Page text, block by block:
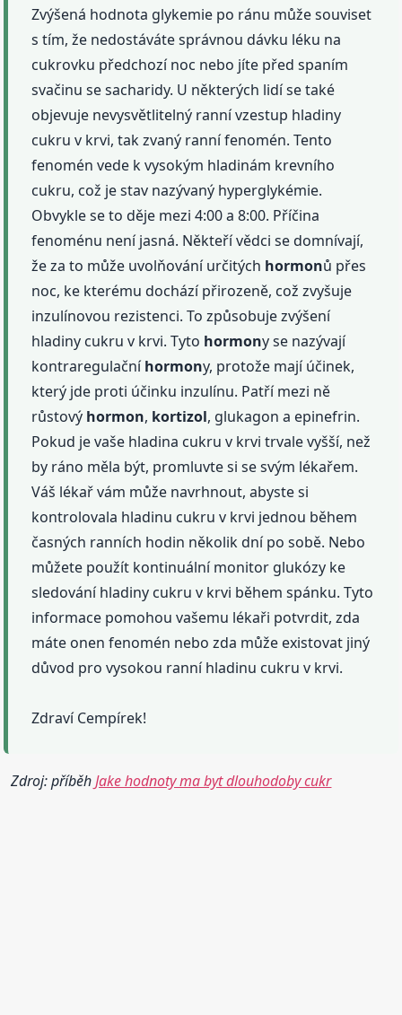
Zvýšená hodnota glykemie po ránu může souviset
s tím, že nedostáváte správnou dávku léku na
cukrovku předchozí noc nebo jíte před spaním
svačinu se sacharidy. U některých lidí se také
objevuje nevysvětlitelný ranní vzestup hladiny
cukru v krvi, tak zvaný ranní fenomén. Tento
fenomén vede k vysokým hladinám krevního
cukru, což je stav nazývaný hyperglykémie.
Obvykle se to děje mezi 4:00 a 8:00. Příčina
fenoménu není jasná. Někteří vědci se domnívají,
že za to může uvolňování určitých hormonů přes
noc, ke kterému dochází přirozeně, což zvyšuje
inzulínovou rezistenci. To způsobuje zvýšení
hladiny cukru v krvi. Tyto hormony se nazývají
kontraregulačníhormony, protože mají účinek,
který jde proti účinku inzulínu. Patří mezi ně
růstový hormon, kortizol, glukagon a epinefrin.
Pokud je vaše hladina cukru v krvi trvale vyšší, než
by ráno měla být, promluvte si se svým lékařem.
Váš lékař vám může navrhnout, abyste si
kontrolovala hladinu cukru v krvi jednou během
časných ranních hodin několik dní po sobě. Nebo
můžete použít kontinuální monitor glukózy ke
sledování hladiny cukru v krvi během spánku. Tyto
informace pomohou vašemu lékaři potvrdit, zda
máte onen fenomén nebo zda může existovat jiný
důvod pro vysokou ranní hladinu cukru v krvi.
Zdraví Cempírek!
Zdroj: příběhJake hodnoty ma byt dlouhodoby cukr